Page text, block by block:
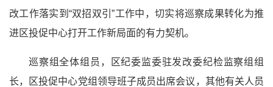
改工作落实到“双招双引”工作中，切实将巡察成果转化为推
进区投促中心打开工作新局面的有力契机。
巡察组全体组员，区纪委监委驻发改委纪检监察组组
长，区投促中心党组领导班子成员出席会议，其他有关人员